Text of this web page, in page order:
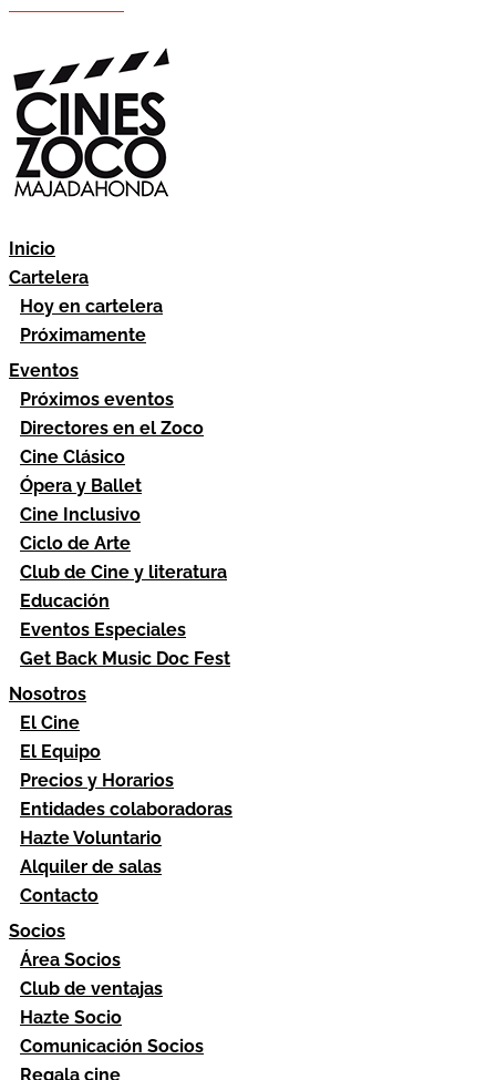
Inicio
Cartelera
Hoy en cartelera
Próximamente
Eventos
Próximos eventos
Directores en el Zoco
Cine Clásico
Ópera y Ballet
Cine Inclusivo
Ciclo de Arte
Club de Cine y literatura
Educación
Eventos Especiales
Get Back Music Doc Fest
Nosotros
El Cine
El Equipo
Precios y Horarios
Entidades colaboradoras
Hazte Voluntario
Alquiler de salas
Contacto
Socios
Área Socios
Club de ventajas
Hazte Socio
Comunicación Socios
Regala cine